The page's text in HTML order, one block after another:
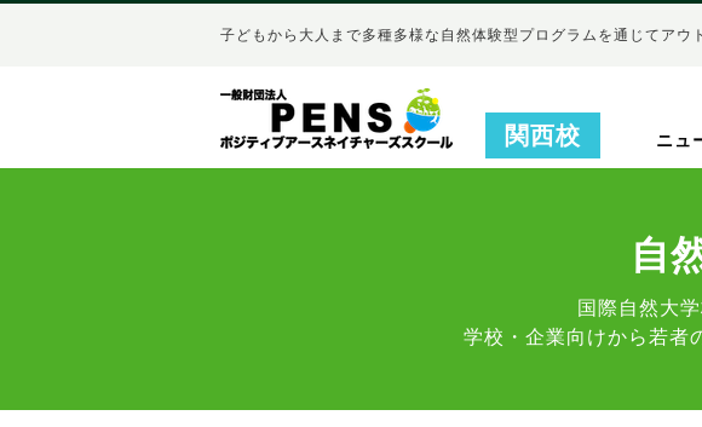
子どもから大人まで多種多様な自然体験型プログラムを通じてアウ
関西校 ニュ
自
国際自然大
学校・企業向けから若者